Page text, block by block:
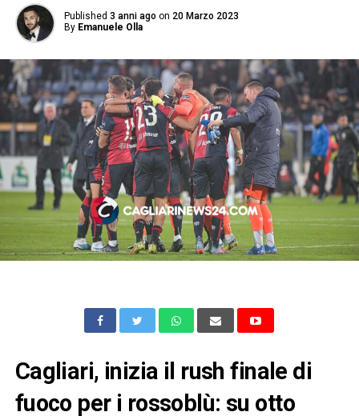
Published 3 anni ago on 20 Marzo 2023
By Emanuele Olla
Cagliari, inizia il rush finale di
fuoco per i rossoblù: su otto